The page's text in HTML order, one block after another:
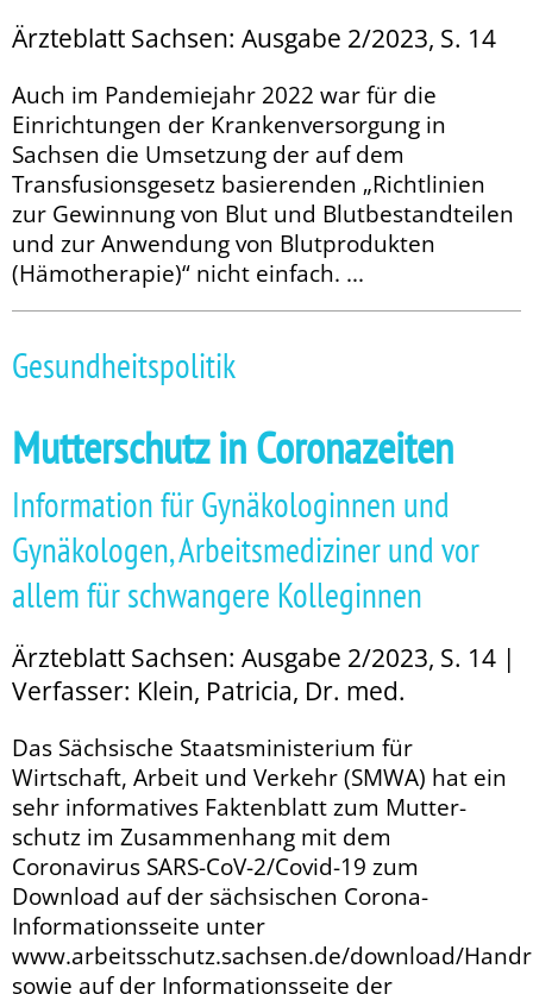
Ärzteblatt Sachsen: Ausgabe 2/2023, S. 14
Auch im Pandemiejahr 2022 war für die
Einrichtungen der Krankenversorgung in
Sachsen die Umsetzung der auf dem
Transfusionsgesetz basierenden „Richt­linien
zur Gewinnung von Blut und Blut­bestandteilen
und zur Anwendung von Blutprodukten
(Hämotherapie)“ nicht einfach. ...
Gesundheitspolitik
Mutterschutz in Coronazeiten
Information für Gynäkologinnen und
Gynäkologen, Arbeitsmediziner und vor
allem für schwangere Kolleginnen
Ärzteblatt Sachsen: Ausgabe 2/2023, S. 14 |
Verfasser: Klein, Patricia, Dr. med.
Das Sächsische Staatsministerium für
Wirtschaft, Arbeit und Ve­r­­­kehr (SMWA) hat ein
sehr in­­for­ma­ti­ves Faktenblatt zum Mutter­
schutz im Zu­­sammenhang mit dem
Coronavirus SARS-CoV-2/Covid-19 zum
Download auf der ­sächsischen Corona-
Informationsseite unter
www.arbeitsschutz.sachsen.de/download/
sowie auf der Informationsseite der